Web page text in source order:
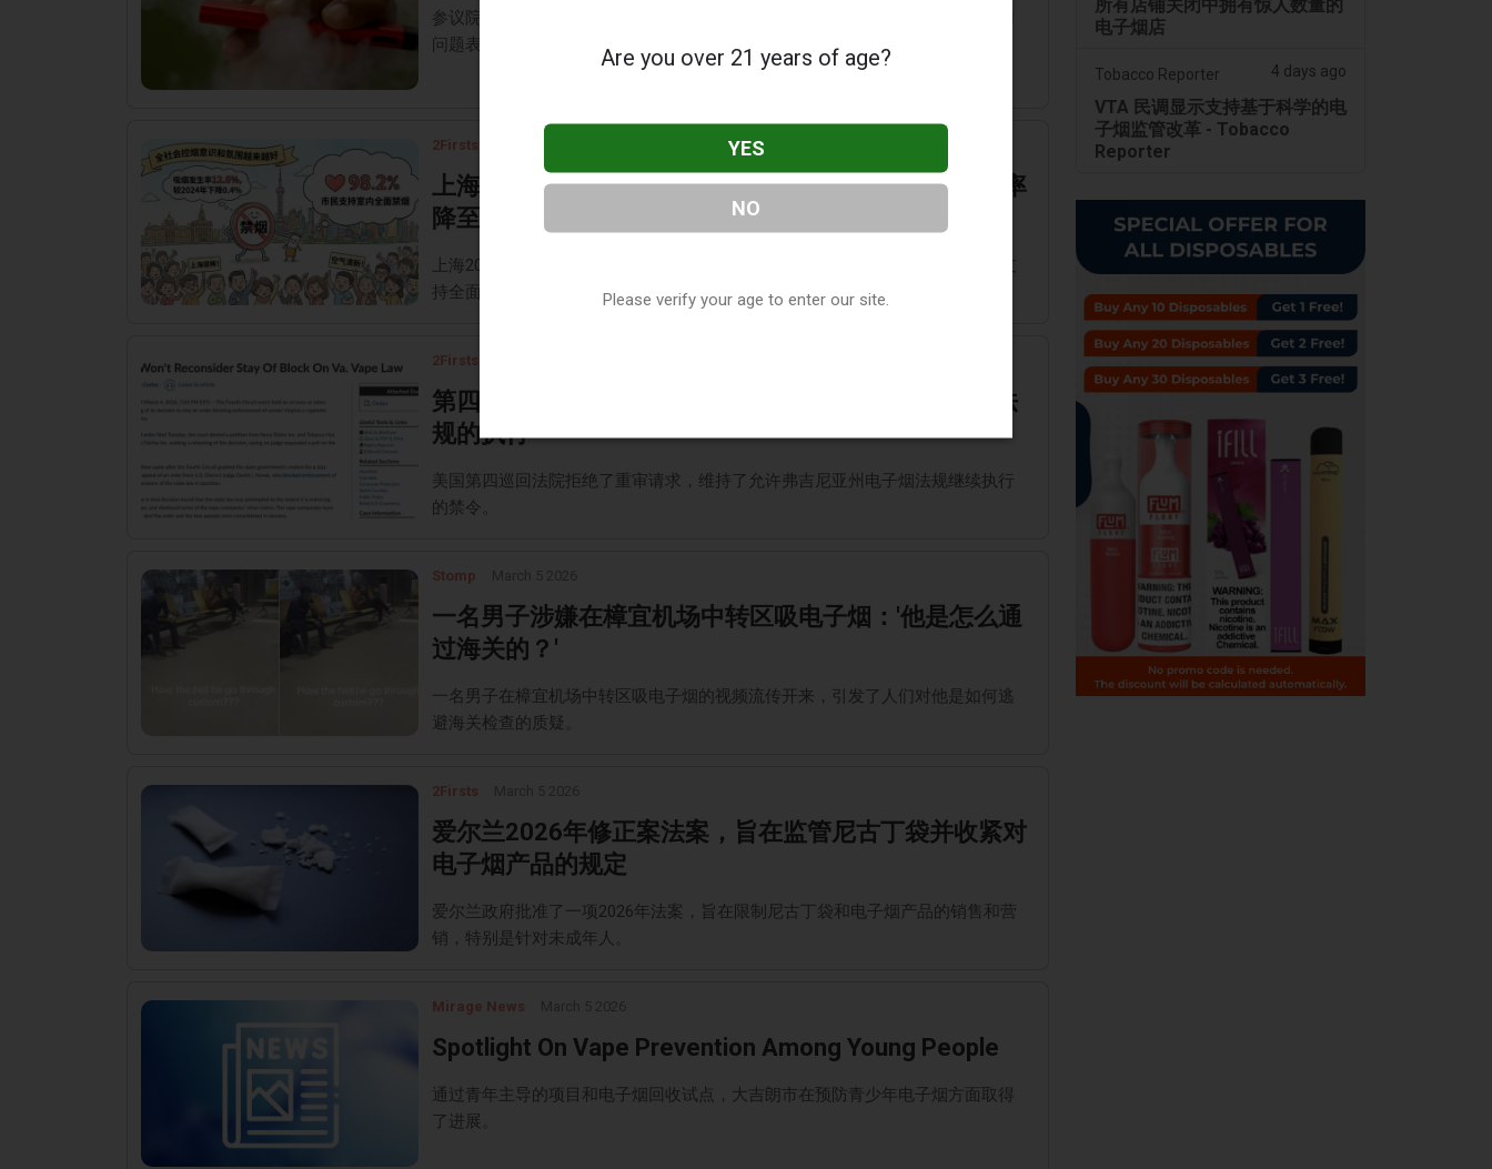
参议院委员会审查了一项监管电子烟的法案，并对青少年潜在的药物中毒和使用
问题表示担忧。
2Firsts
上海发布2025年无烟白皮书：指定无烟场所吸烟发生率
降至12.6%
上海2025年无烟白皮书显示，指定无烟场所吸烟发生率下降，且绝大多数居民支
持全面室内禁烟。
2Firsts
第四巡回法院拒绝重审请求，维持弗吉尼亚州电子烟法
规的执行
美国第四巡回法院拒绝了重审请求，维持了允许弗吉尼亚州电子烟法规继续执行
的禁令。
Stomp
一名男子涉嫌在樟宜机场中转区吸电子烟：'他是怎么通
过海关的？'
一名男子在樟宜机场中转区吸电子烟的视频流传开来，引发了人们对他是如何逃
避海关检查的质疑。
2Firsts
爱尔兰2026年修正案法案，旨在监管尼古丁袋并收紧对
电子烟产品的规定
爱尔兰政府批准了一项2026年法案，旨在限制尼古丁袋和电子烟产品的销售和营
销，特别是针对未成年人。
Mirage News
Spotlight On Vape Prevention Among Young People
通过青年主导的项目和电子烟回收试点，大吉朗市在预防青少年电子烟方面取得
了进展。
所有店铺关闭中拥有惊人数量的
电子烟店
Tobacco Reporter 4 days ago
VTA 民调显示支持基于科学的电
子烟监管改革 - Tobacco
Reporter
Are you over 21 years of age?
YES
NO
Please verify your age to enter our site.